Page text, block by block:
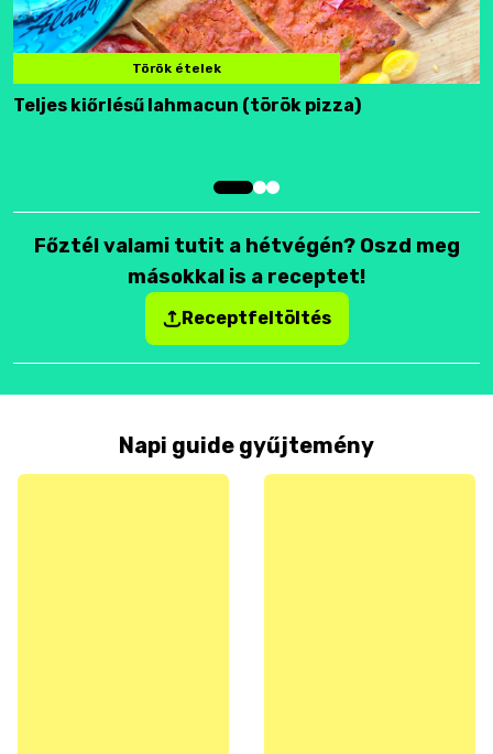
Török ételek
Teljes kiőrlésű lahmacun (török pizza)
Főztél valami tutit a hétvégén? Oszd meg
másokkal is a receptet!
Receptfeltöltés
Napi guide gyűjtemény